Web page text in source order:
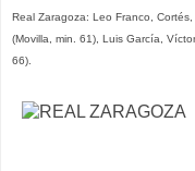
Real Zaragoza: Leo Franco,
(Movilla, min. 61), Luis García,
66).